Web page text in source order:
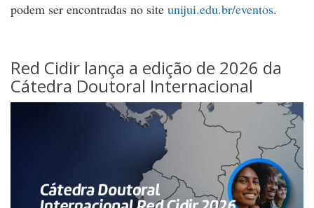
podem ser encontradas no site unijui.edu.br/eventos.
Red Cidir lança a edição de 2026 da
Cátedra Doutoral Internacional